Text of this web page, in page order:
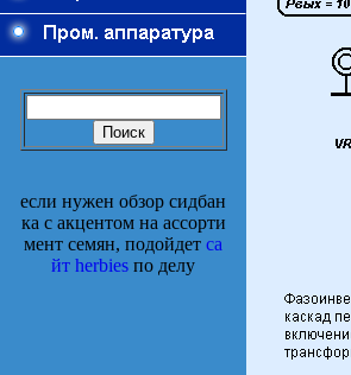
если нужен обзор сидбан
ка с акцентом на ассорти
мент семян, подойдет са
йт herbies по делу